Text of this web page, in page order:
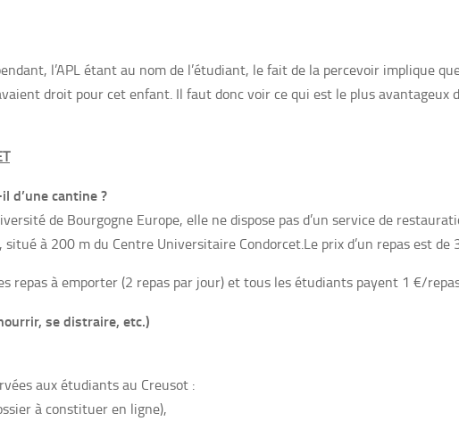
l’APL étant au nom de l’étudiant, le fait de la percevoir implique
droit pour cet enfant. Il faut donc voir ce qui est le plus avantageux
d’une cantine ?
de Bourgogne Europe, elle ne dispose pas d’un service de
à 200 m du Centre Universitaire Condorcet.Le prix d’un repas est
repas à emporter (2 repas par jour) et tous les étudiants payent 1 €/
se distraire, etc.)
aux étudiants au Creusot :
à constituer en ligne),